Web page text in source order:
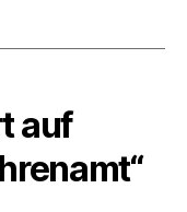
auf